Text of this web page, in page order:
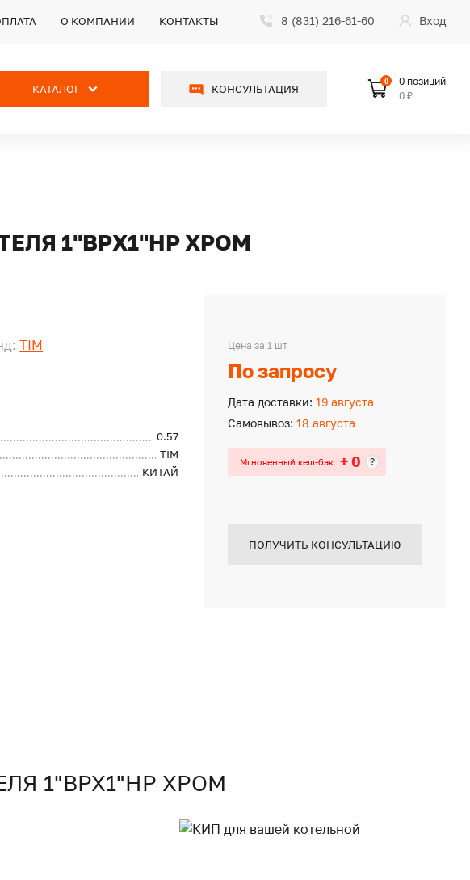
О КОМПАНИИ КОНТАКТЫ 8 (831) 216-61-60 Вход
КАТАЛОГ КОНСУЛЬТАЦИЯ
0
0 позиций
0 ₽
1"ВРХ1"НР ХРОМ
TIM
0.57
TIM
КИТАЙ
Цена за 1 шт
По запросу
Дата доставки: 19 августа
Самовывоз: 18 августа
Мгновенный кеш-бэк + 0 ?
ПОЛУЧИТЬ КОНСУЛЬТАЦИЮ
1"ВРХ1"НР ХРОМ